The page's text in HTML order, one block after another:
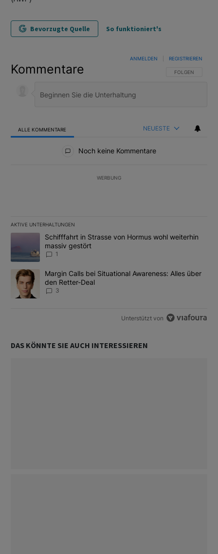
Bevorzugte Quelle So funktioniert's
Kommentare FOLGE DIESER
FOLGEN
ANMELDEN REGISTRIEREN
ALLE KOMMENTARE NEUESTE
Noch keine Kommentare
WERBUNG
AKTIVE UNTERHALTUNGEN
Das Folgende ist eine Liste der am meisten kommentierten
Ein Trendartikel mit dem Titel "Schifffahrt in Strasse von
Schifffahrt in Strasse von Hormus wohl weiterhin
massiv gestört
1
Ein Trendartikel mit dem Titel "Margin Calls bei Situational
Margin Calls bei Situational Awareness: Alles über
den Retter-Deal
3
Unterstützt von
DAS KÖNNTE SIE AUCH INTERESSIEREN